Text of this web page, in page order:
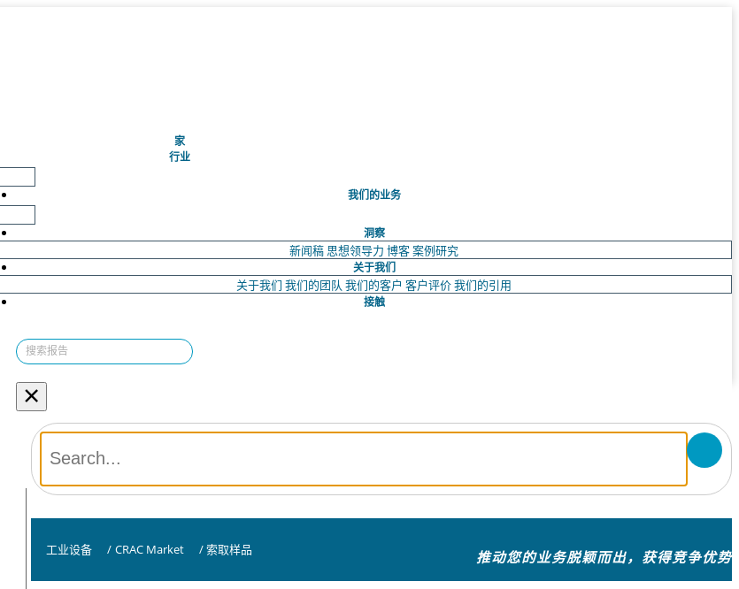
家(当前的)
行业
我们的业务
洞察
新闻稿 思想领导力 博客案例研究
关于我们
关于我们 我们的团队 我们的客户 客户评价我们的引用
接触
×
工业设备 / CRAC Market / 索取样品 推动您的业务脱颖而出，获得竞争优势